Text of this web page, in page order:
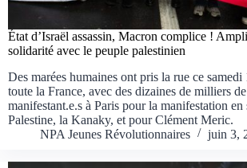
État d’Israël assassin, Macron complice !
solidarité avec le peuple palestinien
Des marées humaines ont pris la rue ce samedi
toute la France, avec des dizaines de milliers de
manifestant.e.s à Paris pour la manifestation en
Palestine, la Kanaky, et pour Clément Meric.
NPA Jeunes Révolutionnaires
juin 3,